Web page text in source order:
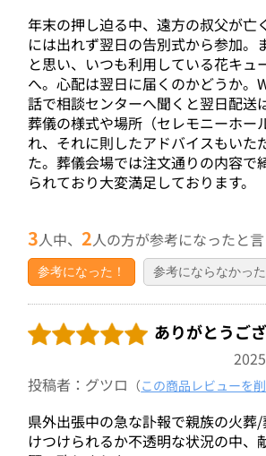
年末の押し迫る中、遠方の叔父が亡
には出れず翌日の告別式から参加。
と思い、いつも利用している花キュ
へ。心配は翌日に届くのかどうか。
話で相談センターへ聞くと翌日配送
葬儀の様式や場所（セレモニーホー
れ、それに則したアドバイスもいた
た。葬儀会場では注文通りの内容で
られており大変満足しております。
3人中、2人の方が参考になったと言
参考になった！ 参考にならなかった
ありがとうご
投稿者：グツロ （この商品レビューを
県外出張中の急な訃報で親族の火葬
けつけられるか不透明な状況の中、